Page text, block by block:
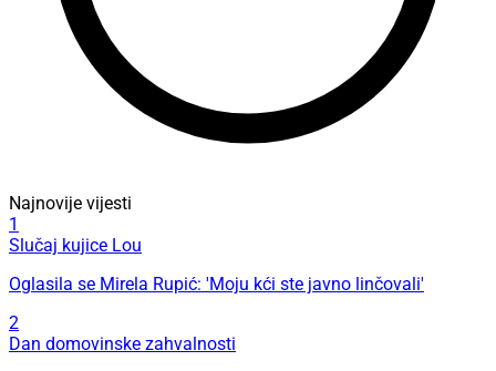
Najnovije vijesti
1
Slučaj kujice Lou
Oglasila se Mirela Rupić: 'Moju kći ste javno linčovali'
2
Dan domovinske zahvalnosti